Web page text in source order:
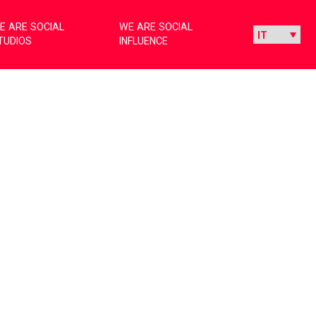
ARE SOCIAL
WE ARE SOCIAL
INFLUENCE